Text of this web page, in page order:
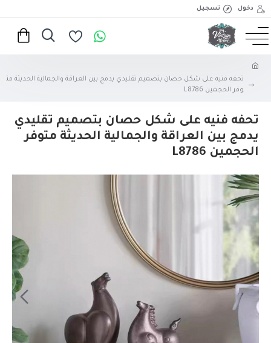
دخول تسجيل
تحفه فنيه على شكل حصان بتصميم تقليدي يدمج بين العراقة والجمالية الحديثة مت
وفر الحجمين L8786
تحفه فنيه على شكل حصان بتصميم تقليدي
يدمج بين العراقة والجمالية الحديثة متوفر
الحجمين L8786